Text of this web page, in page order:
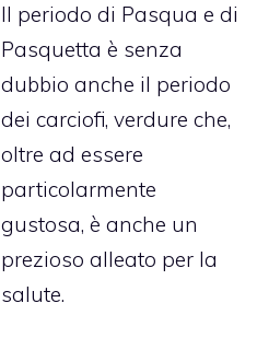
Il periodo di Pasqua e di
Pasquetta è senza
dubbio anche il periodo
dei carciofi, verdure che,
oltre ad essere
particolarmente
gustosa, è anche un
prezioso alleato per la
salute.